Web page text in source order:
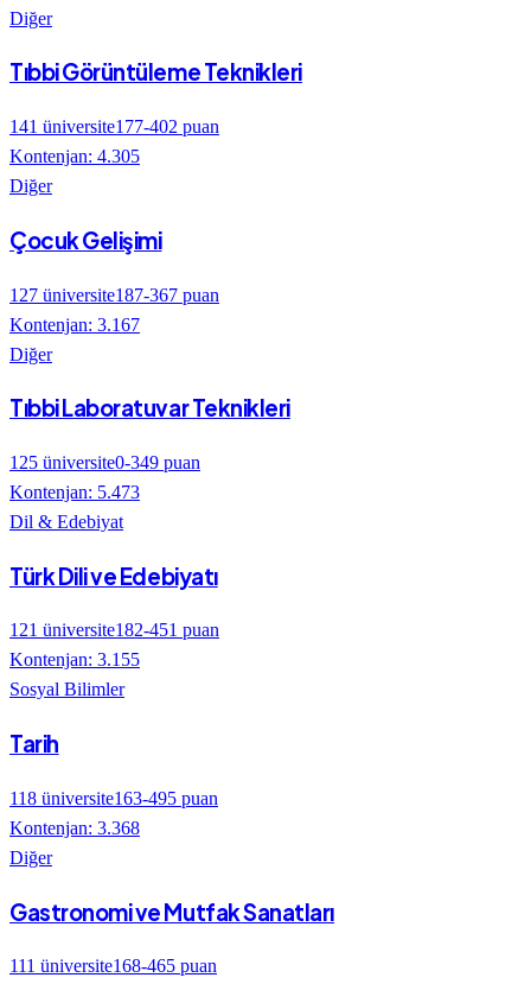
Diğer
Tıbbi Görüntüleme Teknikleri
141 üniversite177-402 puan
Kontenjan: 4.305
Diğer
Çocuk Gelişimi
127 üniversite187-367 puan
Kontenjan: 3.167
Diğer
Tıbbi Laboratuvar Teknikleri
125 üniversite0-349 puan
Kontenjan: 5.473
Dil & Edebiyat
Türk Dili ve Edebiyatı
121 üniversite182-451 puan
Kontenjan: 3.155
Sosyal Bilimler
Tarih
118 üniversite163-495 puan
Kontenjan: 3.368
Diğer
Gastronomi ve Mutfak Sanatları
111 üniversite168-465 puan